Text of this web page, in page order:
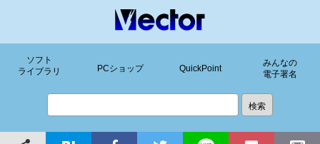
ソフト
ライブラリ
PCショップ QuickPoint
みんなの
電子署名